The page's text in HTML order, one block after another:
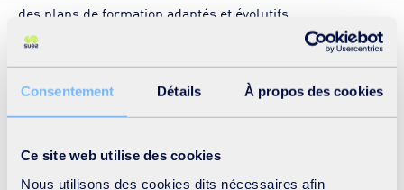
Consentement Détails À propos des cookies
Ce site web utilise des cookies
Nous utilisons des cookies dits nécessaires afin
des plans de formation adaptés et évolutifs.
Le lancement de ce nouveau contrat vient renforcer la
présence historique de SUEZ en Angola. Le Groupe est
présent dans le pays depuis les années 1970 et y a
construit plusieurs usines d’eau potable dont celle de
Kifangondo, réhabilitée en 2016. Le Groupe y construit